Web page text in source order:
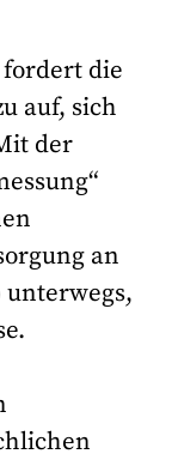
die
auf, sich
der
an